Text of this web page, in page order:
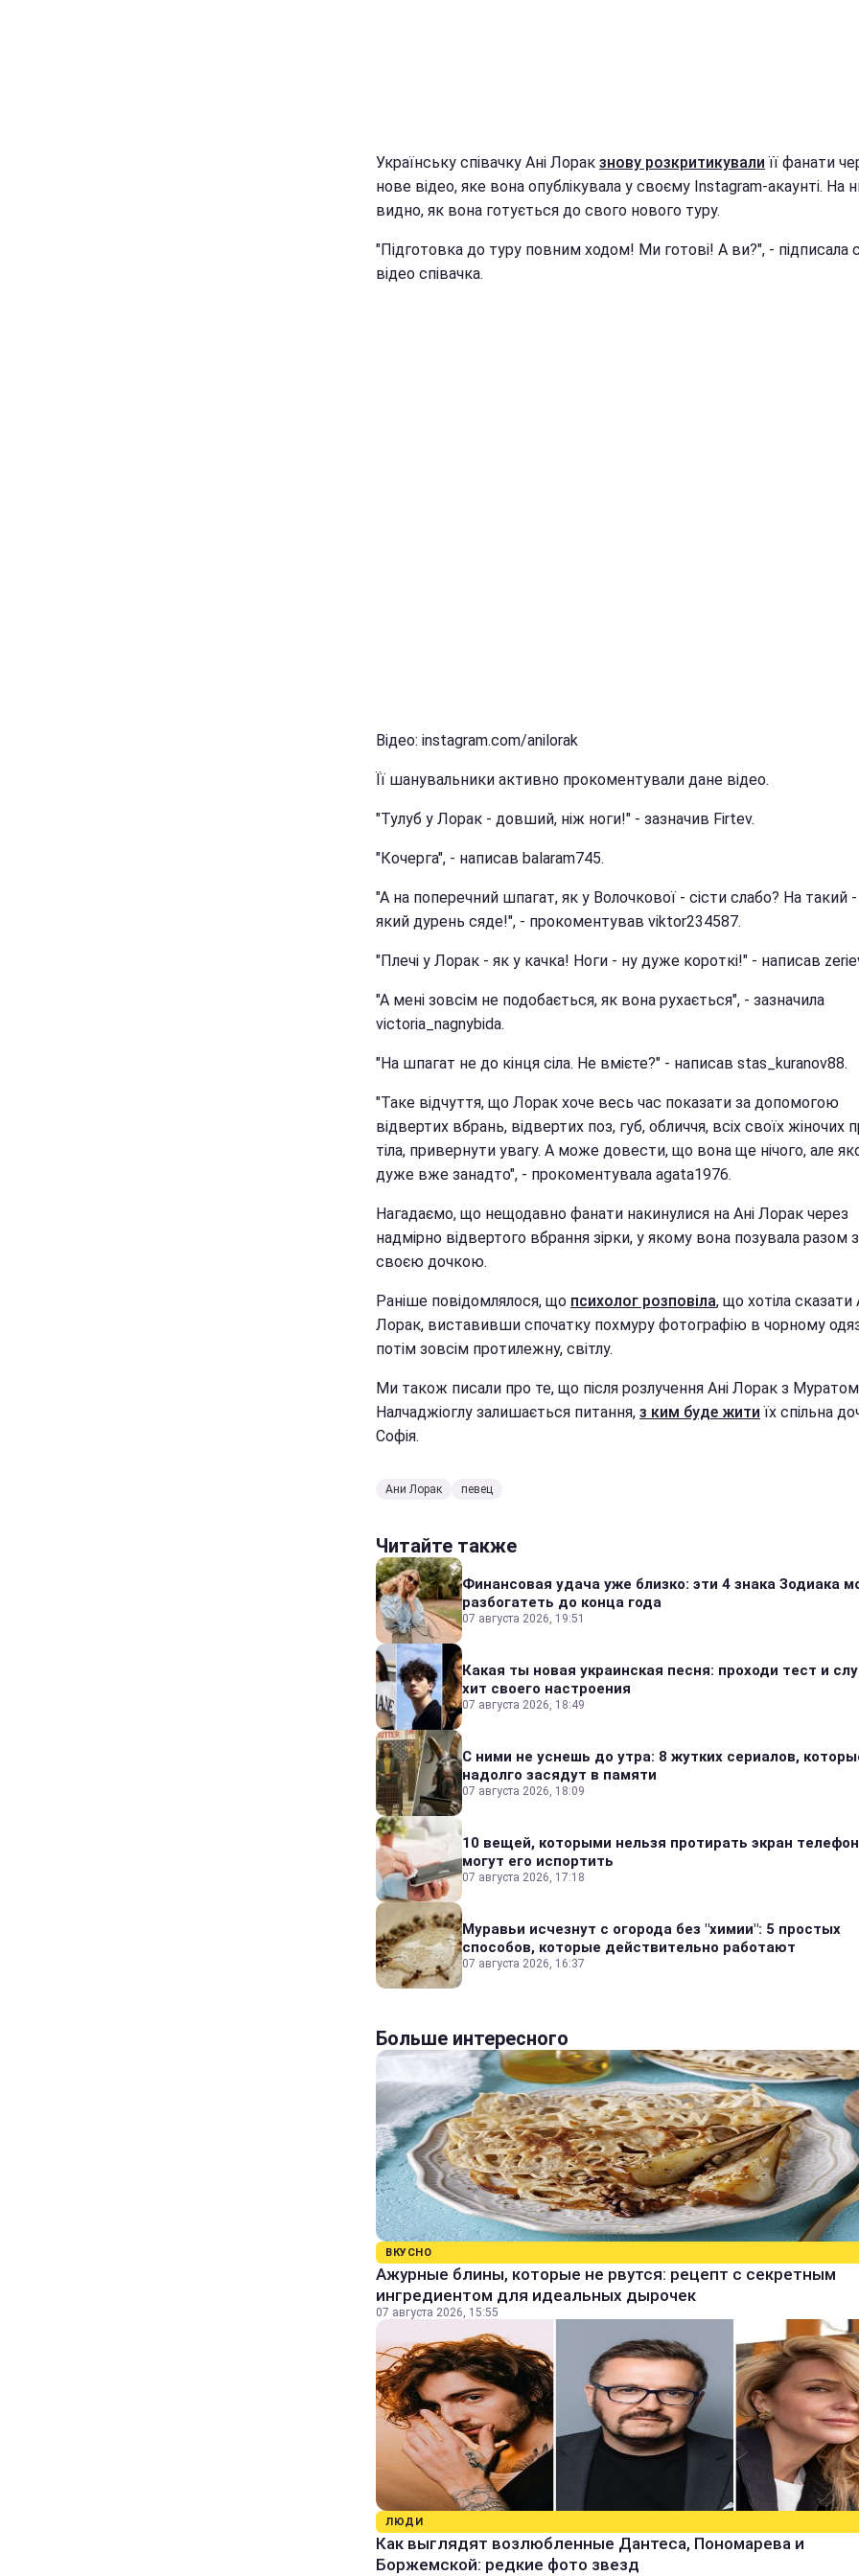
Українську співачку Ані Лорак знову розкритикували її фанати
нове відео, яке вона опублікувала у своєму Instagram-акаунті. На
видно, як вона готується до свого нового туру.
"Підготовка до туру повним ходом! Ми готові! А ви?", - підписала
відео співачка.
Відео: instagram.com/anilorak
Її шанувальники активно прокоментували дане відео.
"Тулуб у Лорак - довший, ніж ноги!" - зазначив Firtev.
"Кочерга", - написав balaram745.
"А на поперечний шпагат, як у Волочкової - сісти слабо? На такий
який дурень сяде!", - прокоментував viktor234587.
"Плечі у Лорак - як у качка! Ноги - ну дуже короткі!" - написав
"А мені зовсім не подобається, як вона рухається", - зазначила
victoria_nagnybida.
"На шпагат не до кінця сіла. Не вмієте?" - написав stas_kuranov88.
"Таке відчуття, що Лорак хоче весь час показати за допомогою
відвертих вбрань, відвертих поз, губ, обличчя, всіх своїх жіночих
тіла, привернути увагу. А може довести, що вона ще нічого, але
дуже вже занадто", - прокоментувала agata1976.
Нагадаємо, що нещодавно фанати накинулися на Ані Лорак через
надмірно відвертого вбрання зірки, у якому вона позувала разом
своєю дочкою.
Раніше повідомлялося, що психолог розповіла, що хотіла сказати
Лорак, виставивши спочатку похмуру фотографію в чорному
потім зовсім протилежну, світлу.
Ми також писали про те, що після розлучення Ані Лорак з Муратом
Налчаджіоглу залишається питання, з ким буде жити їх спільна
Софія.
Ани Лорак певец
Читайте также
Финансовая удача уже близко: эти 4 знака Зодиака
разбогатеть до конца года
07 августа 2026, 19:51
Какая ты новая украинская песня: проходи тест и
хит своего настроения
07 августа 2026, 18:49
С ними не уснешь до утра: 8 жутких сериалов,
надолго засядут в памяти
07 августа 2026, 18:09
10 вещей, которыми нельзя протирать экран
могут его испортить
07 августа 2026, 17:18
Муравьи исчезнут с огорода без "химии": 5 простых
способов, которые действительно работают
07 августа 2026, 16:37
Больше интересного
ВКУСНО
Ажурные блины, которые не рвутся: рецепт с секретным
ингредиентом для идеальных дырочек
07 августа 2026, 15:55
ЛЮДИ
Как выглядят возлюбленные Дантеса, Пономарева и
Боржемской: редкие фото звезд